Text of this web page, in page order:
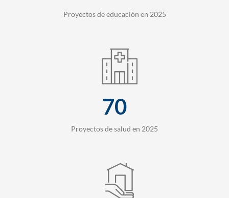
Proyectos de educación en 2025
70
Proyectos de salud en 2025